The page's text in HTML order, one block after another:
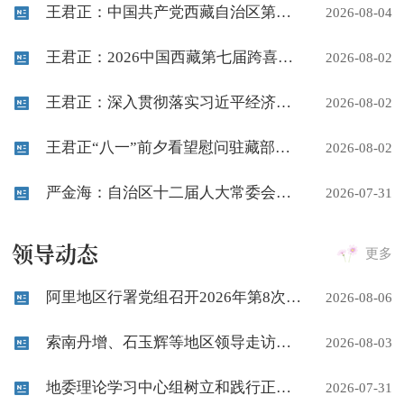
王君正：中国共产党西藏自治区第十届委员会第十次全体会议在拉萨举行 2026-08-04
王君正：2026中国西藏第七届跨喜马拉雅国际公路自行车极限赛在拉萨开幕 2026-08-02
王君正：深入贯彻落实习近平经济思想科学把握形势增强发展信心实现全年... 2026-08-02
王君正“八一”前夕看望慰问驻藏部队官兵 2026-08-02
严金海：自治区十二届人大常委会第二十四次会议闭幕 2026-07-31
领导动态 更多
阿里地区行署党组召开2026年第8次会议 2026-08-06
索南丹增、石玉辉等地区领导走访慰问驻阿部队官兵 2026-08-03
地委理论学习中心组树立和践行正确政绩观学习教育第4次专题研讨会召开 2026-07-31